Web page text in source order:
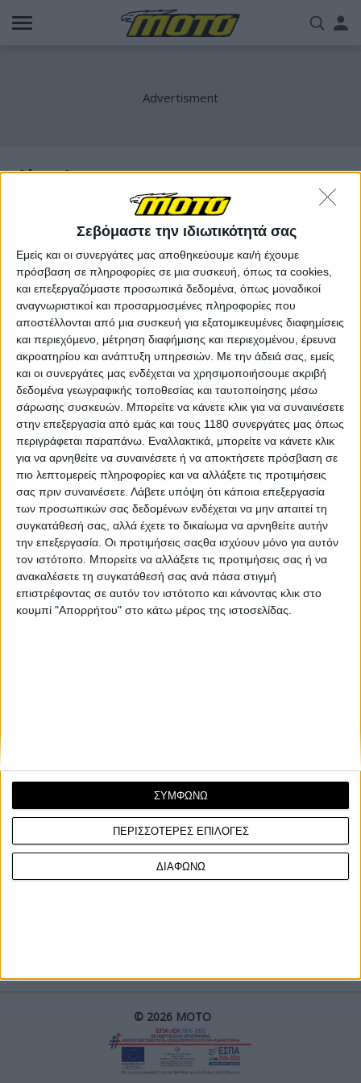
Σεβόμαστε την ιδιωτικότητά σας
Εμείς και οι συνεργάτες μας αποθηκεύουμε και/ή έχουμε
πρόσβαση σε πληροφορίες σε μια συσκευή, όπως τα cookies,
και επεξεργαζόμαστε προσωπικά δεδομένα, όπως μοναδικοί
αναγνωριστικοί και προσαρμοσμένες πληροφορίες που
αποστέλλονται από μια συσκευή για εξατομικευμένες διαφημίσεις
και περιεχόμενο, μέτρηση διαφήμισης και περιεχομένου, έρευνα
ακροατηρίου και ανάπτυξη υπηρεσιών. Με την άδειά σας, εμείς
και οι συνεργάτες μας ενδέχεται να χρησιμοποιήσουμε ακριβή
δεδομένα γεωγραφικής τοποθεσίας και ταυτοποίησης μέσω
σάρωσης συσκευών. Μπορείτε να κάνετε κλικ για να συναινέσετε
στην επεξεργασία από εμάς και τους 1180 συνεργάτες μας όπως
περιγράφεται παραπάνω. Εναλλακτικά, μπορείτε να κάνετε κλικ
για να αρνηθείτε να συναινέσετε ή να αποκτήσετε πρόσβαση σε
πιο λεπτομερείς πληροφορίες και να αλλάξετε τις προτιμήσεις
σας πριν συναινέσετε. Λάβετε υπόψη ότι κάποια επεξεργασία
των προσωπικών σας δεδομένων ενδέχεται να μην απαιτεί τη
συγκατάθεσή σας, αλλά έχετε το δικαίωμα να αρνηθείτε αυτήν
την επεξεργασία. Οι προτιμήσεις σαςθα ισχύουν μόνο για αυτόν
τον ιστότοπο. Μπορείτε να αλλάξετε τις προτιμήσεις σας ή να
ανακαλέσετε τη συγκατάθεσή σας ανά πάσα στιγμή
επιστρέφοντας σε αυτόν τον ιστότοπο και κάνοντας κλικ στο
κουμπί "Απορρήτου" στο κάτω μέρος της ιστοσελίδας.
ΠΕΡΙΣΣΟΤΕΡΕΣ ΕΠΙΛΟΓΕΣ
ΔΙΑΦΩΝΩ
ΣΥΜΦΩΝΩ
Παράκαμψη
προς
Almeria
Επικαιρότητα 7/5/2026
Ισπανία: 4 πίστες στην ίδια έκταση - Στην Almería
δημιουργείται η μεγαλύτερη πίστα στην Ευρώπη
Δεν γίνεται να είσαι μοτοσυκλετιστής στην Ελλάδα και να μη
“ζηλεύεις” όταν μαθαίνεις πως ο ιδιοκτήτης της πίστας Almería
κατασκευάζει δύο νέες πίστες στον ίδιο χώρο! Ας πάρουμε τα
πράγματα από την ...
Υπόλοιπα πρωταθλήματα
Ανοιχτές οι μισές συμμετοχές για το KTM 990 RC R
Cup 2026
Η KTM ανακοίνωσε ότι περισσότερες από το 50% των
ΓΙΝΕ ΣΥΝΔΡΟΜΗΤΗΣ
Επικοινωνία
© 2026 ΜΟΤΟ